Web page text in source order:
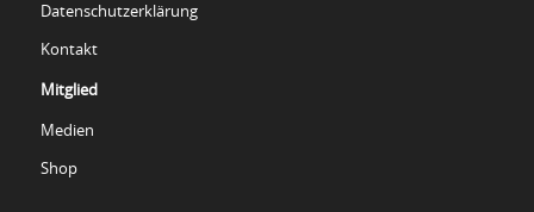
Datenschutzerklärung
Kontakt
Mitglied
Medien
Shop